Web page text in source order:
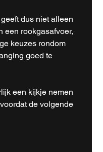
dus niet alleen
een rookgasafvoer,
keuzes rondom
goed te
een kijkje nemen
de volgende